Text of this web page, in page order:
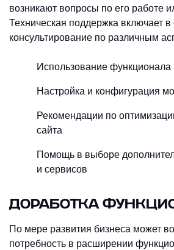
возникают вопросы по его работе
Техническая поддержка включает в
консультирование по различным
Использование функционала
Настройка и конфигурация
Рекомендации по
сайта
Помощь в выборе
и сервисов
ДОРАБОТКА
По мере развития бизнеса может
потребность в расширении